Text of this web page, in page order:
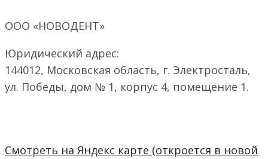
ООО «НОВОДЕНТ»
Юридический адрес:
144012, Московская область, г. Электросталь,
ул. Победы, дом № 1, корпус 4, помещение 1.
Смотреть на Яндекс карте (откроется в новой